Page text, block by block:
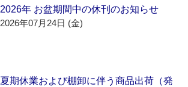
2026年 お盆期間中の休刊のお知らせ
2026年07月24日 (金)
夏期休業および棚卸に伴う商品出荷（発